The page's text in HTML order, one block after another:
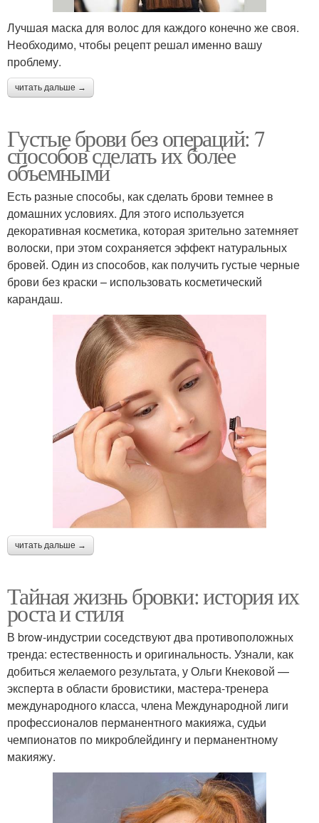
Лучшая маска для волос для каждого конечно же своя.
Необходимо, чтобы рецепт решал именно вашу
проблему.
читать дальше →
Густые брови без операций: 7
способов сделать их более
объемными
Есть разные способы, как сделать брови темнее в
домашних условиях. Для этого используется
декоративная косметика, которая зрительно затемняет
волоски, при этом сохраняется эффект натуральных
бровей. Один из способов, как получить густые черные
брови без краски – использовать косметический
карандаш.
читать дальше →
Тайная жизнь бровки: история их
роста и стиля
В brow-индустрии соседствуют два противоположных
тренда: естественность и оригинальность. Узнали, как
добиться желаемого результата, у Ольги Кнековой —
эксперта в области бровистики, мастера-тренера
международного класса, члена Международной лиги
профессионалов перманентного макияжа, судьи
чемпионатов по микроблейдингу и перманентному
макияжу.